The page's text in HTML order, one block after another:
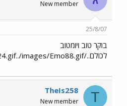
New member
25/8/07
בוקר טוב ויומטוב
לכולם../images/Emo24.gif../images/Emo88.gif
T
TheIs258
New member